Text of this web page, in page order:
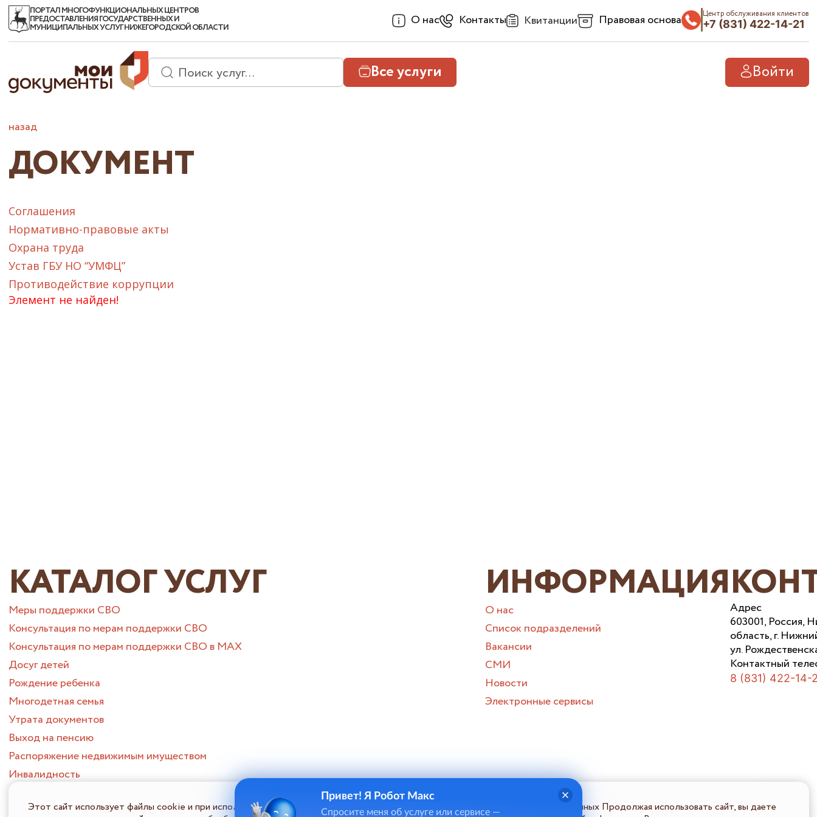
ПОРТАЛ МНОГОФУНКЦИОНАЛЬНЫХ ЦЕНТРОВ
ПРЕДОСТАВЛЕНИЯ ГОСУДАРСТВЕННЫХ И
МУНИЦИПАЛЬНЫХ УСЛУГ НИЖЕГОРОДСКОЙ ОБЛАСТИ О нас Контакты Квитанции Правовая основа Центр обслуживания клиентов
+7 (831) 422-14-21
Все услуги Войти
назад
ДОКУМЕНТ
Соглашения
Нормативно-правовые акты
Охрана труда
Устав ГБУ НО “УМФЦ”
Противодействие коррупции
Элемент не найден!
КАТАЛОГ УСЛУГ
Меры поддержки СВО
Консультация по мерам поддержки СВО
Консультация по мерам поддержки СВО в МАХ
Досуг детей
Рождение ребенка
Многодетная семья
Утрата документов
Выход на пенсию
Распоряжение недвижимым имуществом
Инвалидность
Утрата близкого человека
ИНФОРМАЦИЯ
О нас
Список подразделений
Вакансии
СМИ
Новости
Электронные сервисы
Адрес
603001, Россия,
область, г.
ул.
Контактный
8 (831) 422-14-
Этот сайт использует файлы cookie и при использовании онлайн-чата в некоторых случаях потребуется ввод персональных данных Продолжая использовать сайт, вы даете
Привет! Я Робот Макс
Спросите меня об услуге или сервисе —